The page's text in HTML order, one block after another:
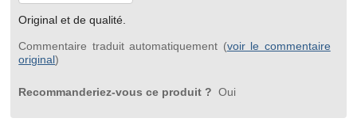
Original et de qualité.
Commentaire traduit automatiquement (voir le commentaire
original)
Recommanderiez-vous ce produit ? Oui